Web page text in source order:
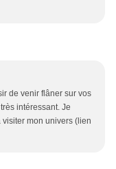
de venir flâner sur vos
intéressant. Je
visiter mon univers (lien